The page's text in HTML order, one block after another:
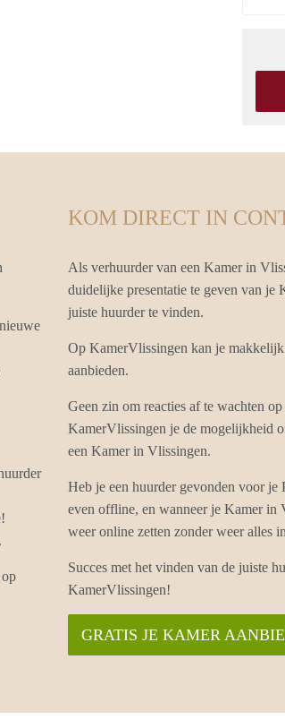
KOM DIRECT IN
Als verhuurder van een Kamer in
duidelijke presentatie te geven van je
juiste huurder te vinden.
Op KamerVlissingen kan je
aanbieden.
Geen zin om reacties af te wachten
KamerVlissingen je de mogelijkheid
een Kamer in Vlissingen.
Heb je een huurder gevonden voor
even offline, en wanneer je Kamer
weer online zetten zonder weer
Succes met het vinden van de juiste
KamerVlissingen!
GRATIS JE KAMER